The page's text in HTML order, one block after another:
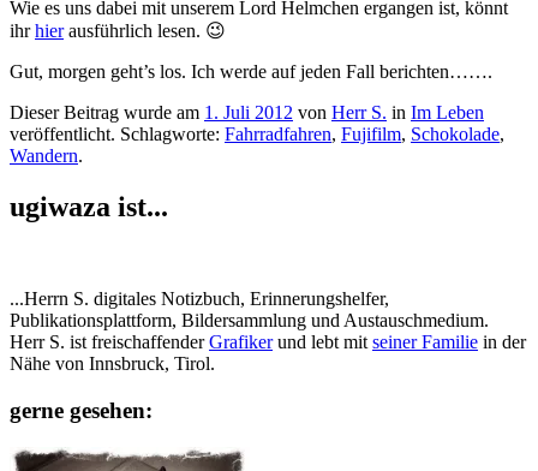
Wie es uns dabei mit unserem Lord Helmchen ergangen ist, könnt
ihrhierausführlich lesen. 😉
Gut, morgen geht’s los. Ich werde auf jeden Fall berichten…….
Dieser Beitrag wurde am 1. Juli 2012 von Herr S. in Im Leben
veröffentlicht. Schlagworte: Fahrradfahren, Fujifilm, Schokolade,
Wandern.
ugiwaza ist...
...Herrn S. digitales Notizbuch, Erinnerungshelfer,
Publikationsplattform, Bildersammlung und Austauschmedium.
Herr S. ist freischaffenderGrafikerund lebt mit seiner Familie in der
Nähe von Innsbruck, Tirol.
gerne gesehen: